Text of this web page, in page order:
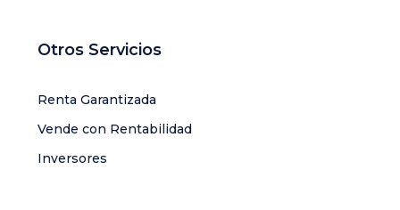
Otros Servicios
Renta Garantizada
Vende con Rentabilidad
Inversores